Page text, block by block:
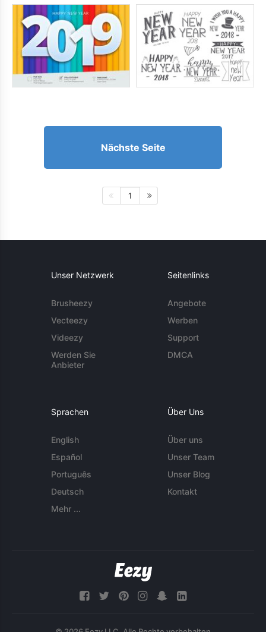
Nächste Seite
1
Unser Netzwerk
Brusheezy
Vecteezy
Videezy
Werden Sie
Anbieter
Seitenlinks
Angebote
Werben
Support
DMCA
Sprachen
English
Español
Português
Deutsch
Mehr ...
Über Uns
Über uns
Unser Team
Unser Blog
Kontakt